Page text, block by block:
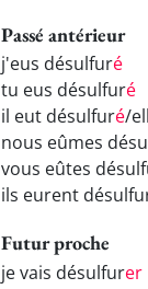
Passé antérieur
j'eus désulfuré
tu eus désulfuré
il eut désulfuré/
nous eûmes
vous eûtes
ils eurent
Futur proche
je vais désulfurer